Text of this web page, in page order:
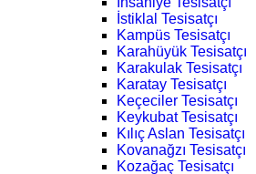
İstiklal Tesisatçı
Kampüs Tesisatçı
Karahüyük Tesisatçı
Karakulak Tesisatçı
Karatay Tesisatçı
Keçeciler Tesisatçı
Keykubat Tesisatçı
Kılıç Aslan Tesisatçı
Kovanağzı Tesisatçı
Kozağaç Tesisatçı